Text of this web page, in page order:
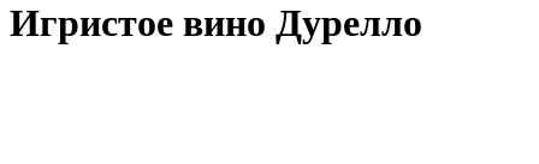
Игристое вино Дурелло